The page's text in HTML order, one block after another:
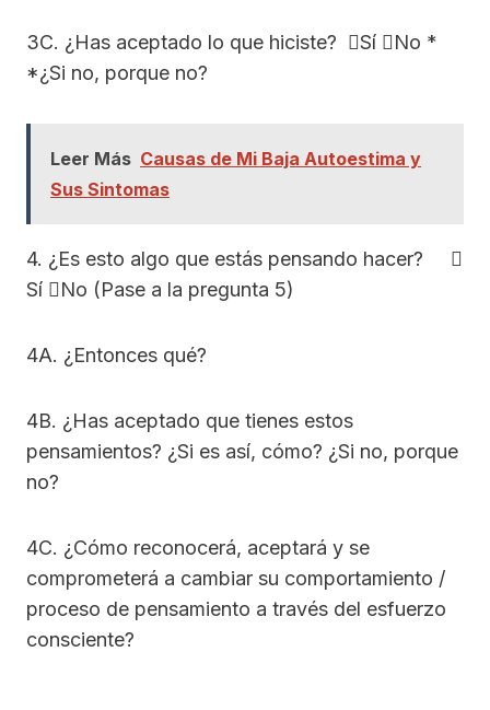
3C. ¿Has aceptado lo que hiciste? Sí No *
*¿Si no, porque no?
Leer Más Causas de Mi Baja Autoestima y
Sus Sintomas
4. ¿Es esto algo que estás pensando hacer? 
Sí No (Pase a la pregunta 5)
4A. ¿Entonces qué?
4B. ¿Has aceptado que tienes estos
pensamientos? ¿Si es así, cómo? ¿Si no, porque
no?
4C. ¿Cómo reconocerá, aceptará y se
comprometerá a cambiar su comportamiento /
proceso de pensamiento a través del esfuerzo
consciente?